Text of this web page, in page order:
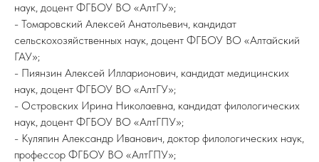
наук, доцент ФГБОУ ВО «АлтГУ»;
- Томаровский Алексей Анатольевич, кандидат
сельскохозяйственных наук, доцент ФГБОУ ВО «Алтайский
ГАУ»;
- Пиянзин Алексей Илларионович, кандидат медицинских
наук, доцент ФГБОУ ВО «АлтГУ»;
- Островских Ирина Николаевна, кандидат филологических
наук, доцент ФГБОУ ВО «АлтГПУ»;
- Куляпин Александр Иванович, доктор филологических наук,
профессор ФГБОУ ВО «АлтГПУ»;